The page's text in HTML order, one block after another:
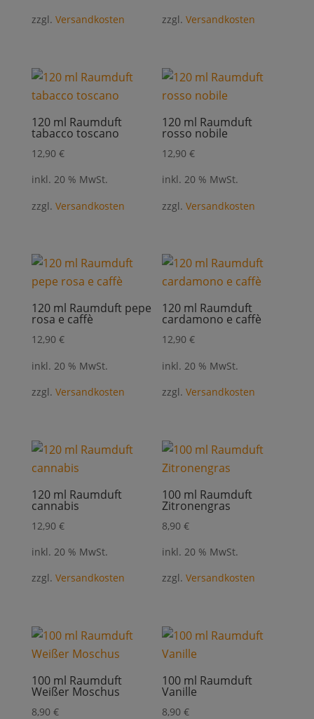
4,99 €3,99 €.
zzgl. Versandkosten
zzgl.Versandkosten
120 ml Raumduft
tabacco toscano
12,90 €
inkl. 20 % MwSt.
zzgl. Versandkosten
120 ml Raumduft
rosso nobile
12,90€
inkl. 20 % MwSt.
zzgl.Versandkosten
120 ml Raumduft pepe
rosa e caffè
12,90 €
inkl. 20 % MwSt.
zzgl. Versandkosten
120 ml Raumduft
cardamono e caffè
12,90€
inkl. 20 % MwSt.
zzgl.Versandkosten
120 ml Raumduft
cannabis
12,90 €
inkl. 20 % MwSt.
zzgl. Versandkosten
100 ml Raumduft
Zitronengras
8,90€
inkl. 20 % MwSt.
zzgl.Versandkosten
100 ml Raumduft
Weißer Moschus
8,90 €
100 ml Raumduft
Vanille
8,90€